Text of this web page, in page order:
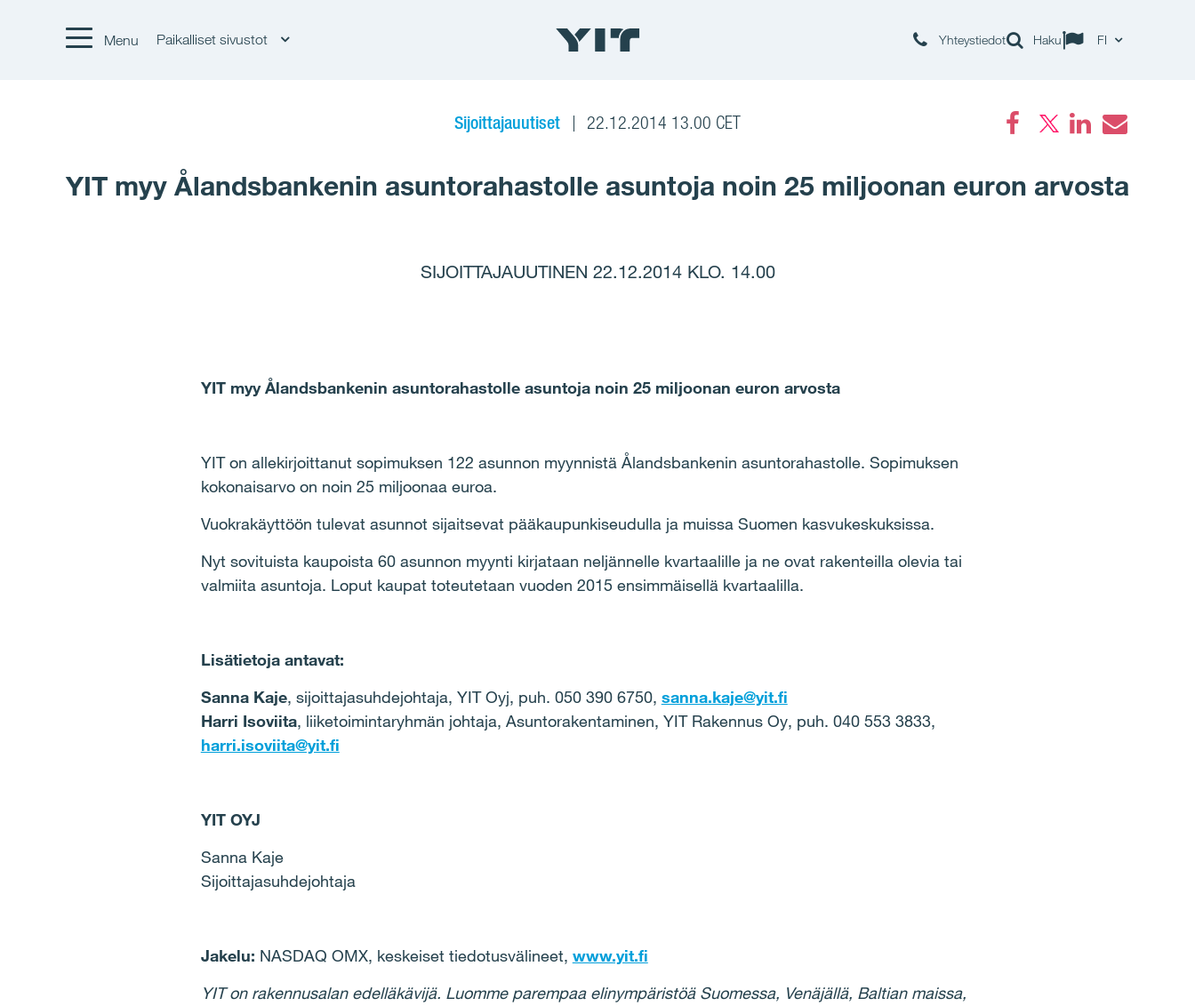
Menu Paikalliset sivustot Yhteystiedot Haku FI
Sijoittajauutiset 22.12.2014 13.00 CET
YIT myy Ålandsbankenin asuntorahastolle asuntoja noin 25 miljoonan euron arvosta
SIJOITTAJAUUTINEN 22.12.2014 KLO. 14.00
YIT myy Ålandsbankenin asuntorahastolle asuntoja noin 25 miljoonan euron arvosta
YIT on allekirjoittanut sopimuksen 122 asunnon myynnistä Ålandsbankenin asuntorahastolle. Sopimuksen
kokonaisarvo on noin 25 miljoonaa euroa.
Vuokrakäyttöön tulevat asunnot sijaitsevat pääkaupunkiseudulla ja muissa Suomen kasvukeskuksissa.
Nyt sovituista kaupoista 60 asunnon myynti kirjataan neljännelle kvartaalille ja ne ovat rakenteilla olevia tai
valmiita asuntoja. Loput kaupat toteutetaan vuoden 2015 ensimmäisellä kvartaalilla.
Lisätietoja antavat:
Sanna Kaje, sijoittajasuhdejohtaja, YIT Oyj, puh. 050 390 6750, sanna.kaje@yit.fi
Harri Isoviita, liiketoimintaryhmän johtaja, Asuntorakentaminen, YIT Rakennus Oy, puh. 040 553 3833,
harri.isoviita@yit.fi
YIT OYJ
Sanna Kaje
Sijoittajasuhdejohtaja
Jakelu: NASDAQ OMX, keskeiset tiedotusvälineet, www.yit.fi
YIT on rakennusalan edelläkävijä. Luomme parempaa elinympäristöä Suomessa, Venäjällä, Baltian maissa,